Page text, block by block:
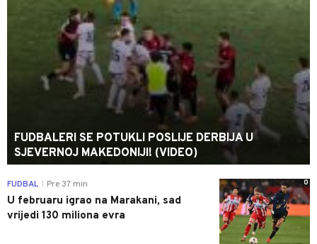
FUDBALERI SE POTUKLI POSLIJE DERBIJA U
SJEVERNOJ MAKEDONIJI! (VIDEO)
0
FUDBAL Pre 37 min
U februaru igrao na Marakani, sad
vrijedi 130 miliona evra